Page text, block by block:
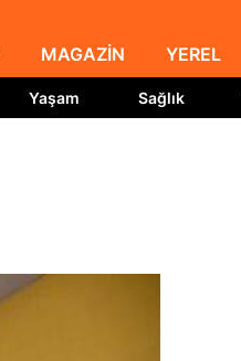
MAGAZİN YEREL
Yaşam Sağlık